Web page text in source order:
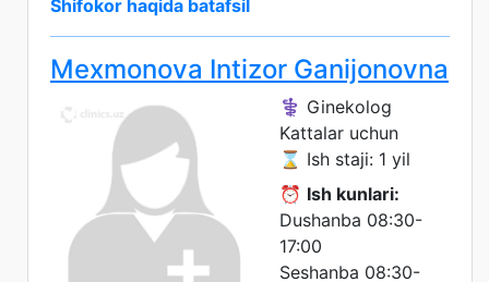
Shifokor haqida batafsil
Mexmonova Intizor Ganijonovna
⚕️ Ginekolog
Kattalar uchun
⌛ Ish staji: 1 yil
⏰ Ish kunlari:
Dushanba 08:30-
17:00
Seshanba 08:30-